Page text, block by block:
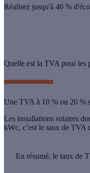
Réalisez jusqu'à 40 %
Quelle est la TVA pour les
Une TVA à 10 % ou 20 %
Les installations solaires
kWc, c’est le taux de TVA
En résumé, le taux de